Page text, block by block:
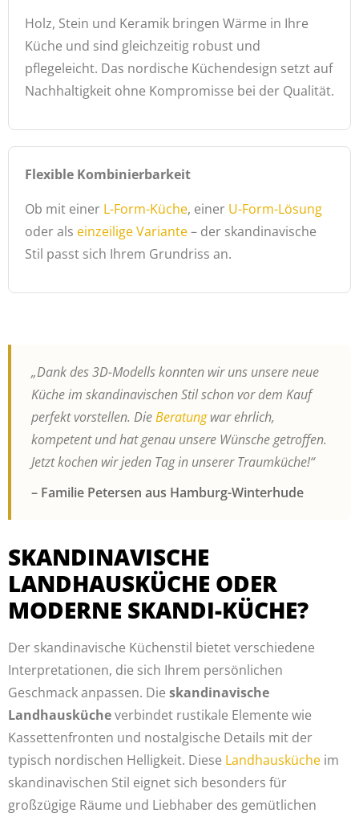
Holz, Stein und Keramik bringen Wärme in Ihre
Küche und sind gleichzeitig robust und
pflegeleicht. Das nordische Küchendesign setzt auf
Nachhaltigkeit ohne Kompromisse bei der Qualität.
Flexible Kombinierbarkeit
Ob mit einer L-Form-Küche, einer U-Form-Lösung
oder als einzeilige Variante– der skandinavische
Stil passt sich Ihrem Grundriss an.
„Dank des 3D-Modells konnten wir uns unsere neue
Küche im skandinavischen Stil schon vor dem Kauf
perfekt vorstellen. DieBeratungwar ehrlich,
kompetent und hat genau unsere Wünsche getroffen.
Jetzt kochen wir jeden Tag in unserer Traumküche!“
– Familie Petersen aus Hamburg-Winterhude
SKANDINAVISCHE
LANDHAUSKÜCHE ODER
MODERNE SKANDI-KÜCHE?
Der skandinavische Küchenstil bietet verschiedene
Interpretationen, die sich Ihrem persönlichen
Geschmack anpassen. Die skandinavische
Landhauskücheverbindet rustikale Elemente wie
Kassettenfronten und nostalgische Details mit der
typisch nordischen Helligkeit. Diese Landhausküche im
skandinavischen Stil eignet sich besonders für
großzügige Räume und Liebhaber des gemütlichen